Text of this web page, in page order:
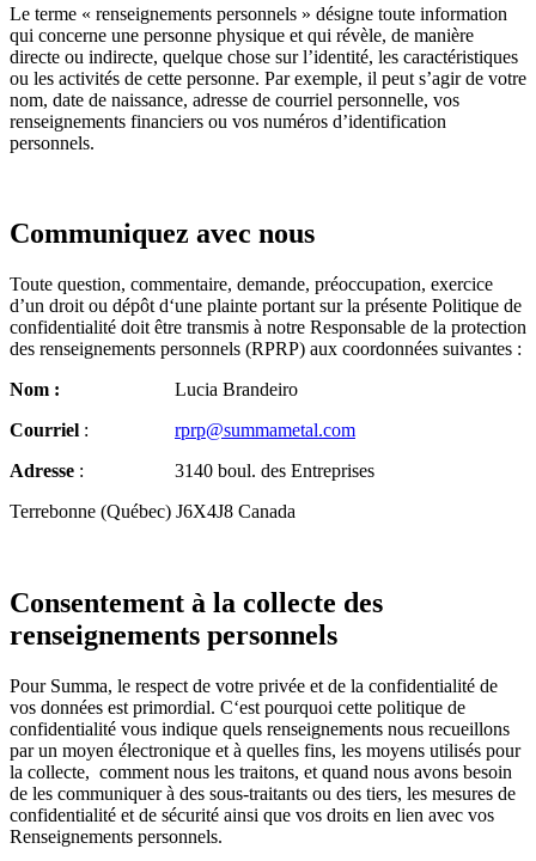
Le terme « renseignements personnels » désigne toute information
qui concerne une personne physique et qui révèle, de manière
directe ou indirecte, quelque chose sur l’identité, les caractéristiques
ou les activités de cette personne. Par exemple, il peut s’agir de votre
nom, date de naissance, adresse de courriel personnelle, vos
renseignements financiers ou vos numéros d’identification
personnels.
Communiquez avec nous
Toute question, commentaire, demande, préoccupation, exercice
d’un droit ou dépôt d‘une plainte portant sur la présente Politique de
confidentialité doit être transmis à notre Responsable de la protection
des renseignements personnels (RPRP) aux coordonnées suivantes :
Nom : Lucia Brandeiro
Courriel : rprp@summametal.com
Adresse : 3140 boul. des Entreprises
Terrebonne (Québec) J6X4J8 Canada
Consentement à la collecte des
renseignements personnels
Pour Summa, le respect de votre privée et de la confidentialité de
vos données est primordial. C‘est pourquoi cette politique de
confidentialité vous indique quels renseignements nous recueillons
par un moyen électronique et à quelles fins, les moyens utilisés pour
la collecte, comment nous les traitons, et quand nous avons besoin
de les communiquer à des sous-traitants ou des tiers, les mesures de
confidentialité et de sécurité ainsi que vos droits en lien avec vos
Renseignements personnels.